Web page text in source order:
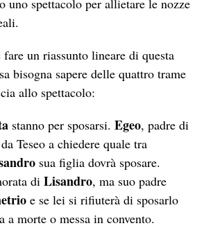
uno spettacolo per allietare le nozze
un riassunto lineare di questa
bisogna sapere delle quattro trame
allo spettacolo:
stanno per sposarsi. Egeo, padre di
Teseo a chiedere quale tra
sua figlia dovrà sposare.
di Lisandro, ma suo padre
e se lei si rifiuterà di sposarlo
a morte o messa in convento.